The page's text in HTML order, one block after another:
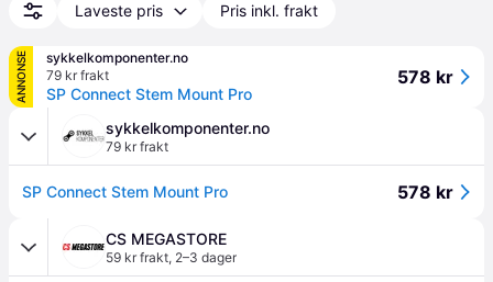
Laveste pris Pris inkl. frakt
ANNONSE
sykkelkomponenter.no
79 kr frakt
SP Connect Stem Mount Pro
578 kr
sykkelkomponenter.no
79 kr frakt
SP Connect Stem Mount Pro 578 kr
CS MEGASTORE
59 kr frakt, 2–3 dager